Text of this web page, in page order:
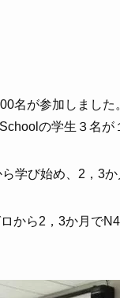
名が参加しまし
の学生３名が
学び始め、2，3
から2，3か月で